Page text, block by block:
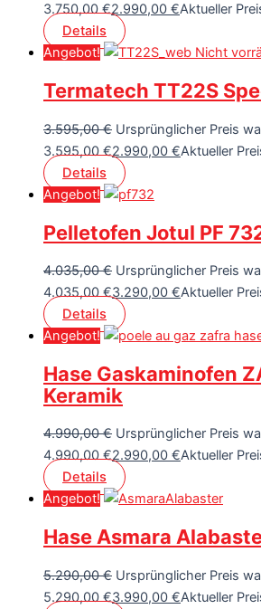
3.750,00 €2.990,00 €Aktueller
Details
Angebot!
Nicht
Termatech TT22S
3.595,00€ Ursprünglicher Preis
3.595,00 €2.990,00 €Aktueller
Details
Angebot!
Pelletofen Jotul PF
4.035,00€ Ursprünglicher Preis
4.035,00 €3.290,00 €Aktueller
Details
Angebot!
Hase Gaskaminofen
Keramik
4.990,00€ Ursprünglicher Preis
4.990,00 €2.990,00 €Aktueller
Details
Angebot!
Hase Asmara
5.290,00€ Ursprünglicher Preis
5.290,00 €3.990,00 €Aktueller